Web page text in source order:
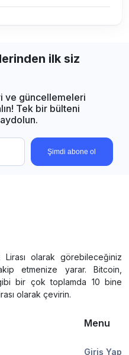
ilk siz
ve güncellemeleri
Tek bir bülteni
Şimdi abone ol
Lirası olarak görebileceğiniz
etmenize yarar. Bitcoin,
bir çok toplamda 10 bine
olarak çevirin.
Menu
Giriş Yap